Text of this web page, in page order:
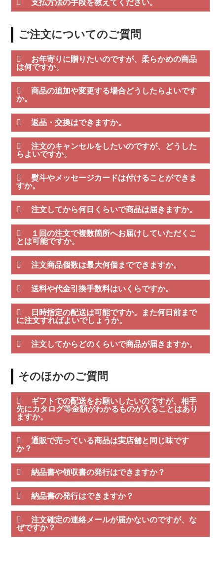
支払方法の手段を教えてください。
ご注文についてのご質問
お年寄りに贈りたいのですが、柔らかめの商品
は何ですか。
商品の追加や変更する場合どうしたらよいです
か。
返品・交換はできますか。
注文のキャンセルをしたいのですが、どうした
らよいですか。
熨斗やメッセージカードは付けることができま
すか。
注文してから何日くらいで商品は届きますか。
１回の注文で複数箇所へお届けしていただくこ
とは可能ですか。
注文商品個数は最大何個までできますか。
送料や代金引換手数料はいくらですか。
日時指定の配送は可能ですか。また何日前まで
に注文すればよいでしょうか。
注文してからどのくらいで商品が届きますか。
そのほかのご質問
ギフトでの配送をお願いしたいのですが、相手
先にカタログ等金額がわかるものが入ることはあり
ますか。
通販で売っている商品は実店舗と同じ味です
か？
納品書や領収書の発行はできますか？
納品書の発行はできますか？
注文確定の連絡メールが届かないのですが、な
ぜですか？